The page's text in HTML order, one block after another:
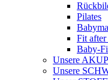
Pilates
Fit
Baby-
Unsere
Unsere